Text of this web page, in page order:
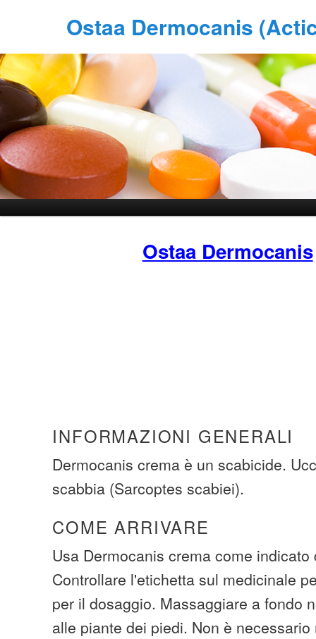
Ostaa Dermocanis
Ostaa Dermocanis
INFORMAZIONI GENERALI
Dermocanis crema è un scabicide.
scabbia (Sarcoptes scabiei).
COME ARRIVARE
Usa Dermocanis crema come
Controllare l'etichetta sul medicinale
per il dosaggio. Massaggiare a fondo
alle piante dei piedi. Non è